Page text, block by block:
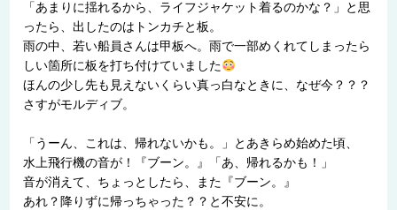
「あまりに揺れるから、ライフジャケット着るのかな？」と思
ったら、出したのはトンカチと板。
雨の中、若い船員さんは甲板へ。雨で一部めくれてしまったら
しい箇所に板を打ち付けていました
ほんの少し先も見えないくらい真っ白なときに、なぜ今？？？
さすがモルディブ。
「うーん、これは、帰れないかも。」とあきらめ始めた頃、
水上飛行機の音が！『ブーン。』「あ、帰れるかも！」
音が消えて、ちょっとしたら、また『ブーン。』
あれ？降りずに帰っちゃった？？と不安に。